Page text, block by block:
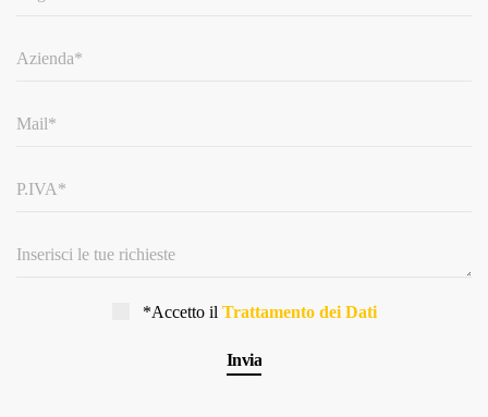
*Accetto il Trattamento dei Dati